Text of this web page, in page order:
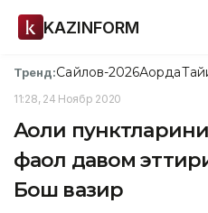
KAZINFORM
Тренд:Сайлов-2026Ақорда
11:28, 24 Ноябр 2020
Аҳоли
фаол давом
Бош вазир